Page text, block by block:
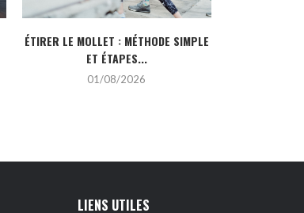
ÉTIRER LE MOLLET : MÉTHODE SIMPLE
ET ÉTAPES...
01/08/2026
LIENS UTILES